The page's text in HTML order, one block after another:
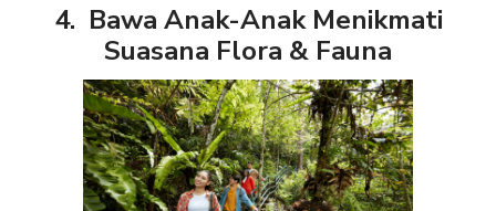
4. Bawa Anak-Anak Menikmati
Suasana Flora & Fauna